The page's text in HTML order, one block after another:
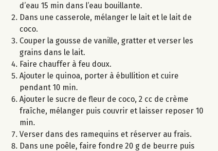
d’eau 15 min dans l’eau bouillante.
Dans une casserole, mélanger le lait et le lait de
coco.
Couper la gousse de vanille, gratter et verser les
grains dans le lait.
Faire chauffer à feu doux.
Ajouter le quinoa, porter à ébullition et cuire
pendant 10 min.
Ajouter le sucre de fleur de coco, 2 cc de crème
fraîche, mélanger puis couvrir et laisser reposer 10
min.
Verser dans des ramequins et réserver au frais.
Dans une poêle, faire fondre 20 g de beurre puis